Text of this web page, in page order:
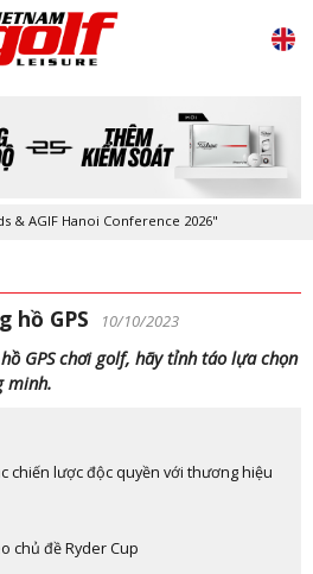
Hanoi Conference 2026"
hồ GPS 10/10/2023
GPS chơi golf, hãy tỉnh táo lựa chọn
minh.
chiến lược độc quyền với thương hiệu
chủ đề Ryder Cup